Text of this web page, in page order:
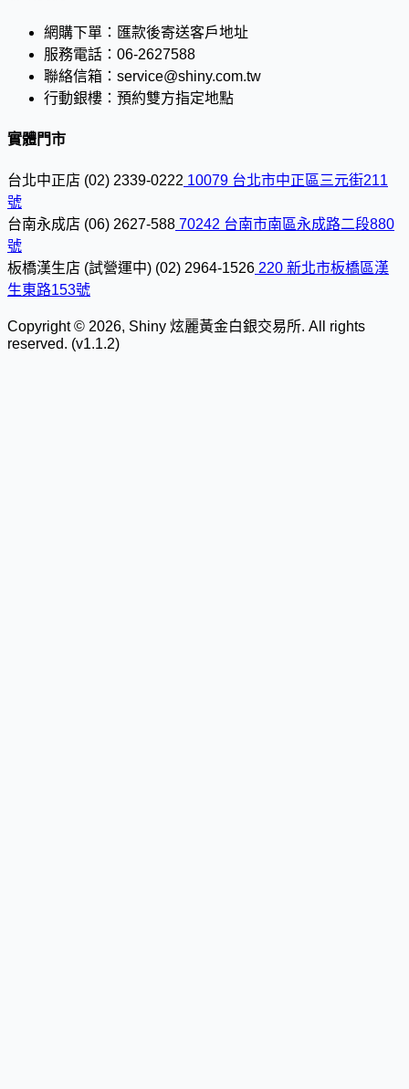
網購下單： 匯款後寄送客戶地址
服務電話： 06-2627588
聯絡信箱： service@shiny.com.tw
行動銀樓： 預約雙方指定地點
實體門市
台北中正店 (02) 2339-0222 10079 台北市中正區三元街211
號
台南永成店 (06) 2627-588 70242 台南市南區永成路二段880
號
板橋漢生店 (試營運中) (02) 2964-1526 220 新北市板橋區漢
生東路153號
Copyright © 2026, Shiny 炫麗黃金白銀交易所. All rights
reserved. (v1.1.2)